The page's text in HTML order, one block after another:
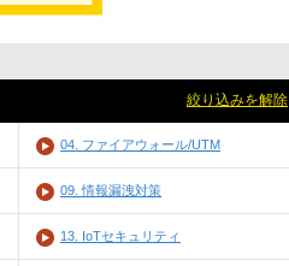
絞り込みを解除
04. ファイアウォール/UTM
09. 情報漏洩対策
13. IoTセキュリティ